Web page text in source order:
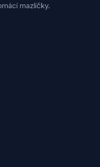
mazlíčky.